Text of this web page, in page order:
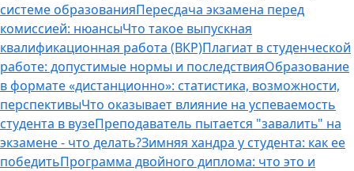
системе образованияПересдача экзамена перед
комиссией: нюансыЧто такое выпускная
квалификационная работа (ВКР)Плагиат в студенческой
работе: допустимые нормы и последствияОбразование
в формате «дистанционно»: статистика, возможности,
перспективыЧто оказывает влияние на успеваемость
студента в вузеПреподаватель пытается "завалить" на
экзамене - что делать?Зимняя хандра у студента: как ее
победитьПрограмма двойного диплома: что это и